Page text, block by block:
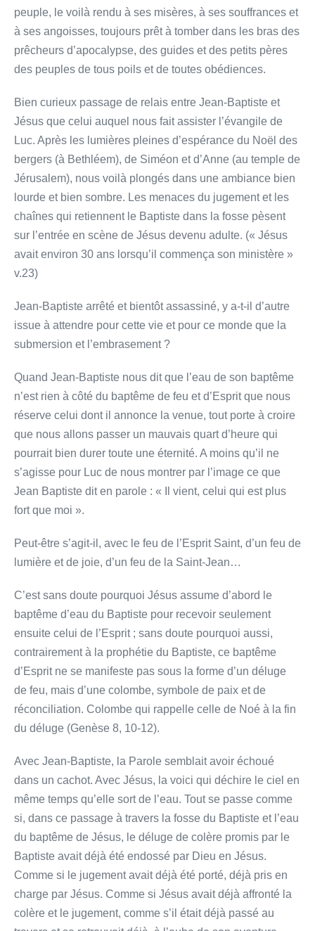
peuple, le voilà rendu à ses misères, à ses souffrances et
à ses angoisses, toujours prêt à tomber dans les bras des
prêcheurs d’apocalypse, des guides et des petits pères
des peuples de tous poils et de toutes obédiences.
Bien curieux passage de relais entre Jean-Baptiste et
Jésus que celui auquel nous fait assister l’évangile de
Luc. Après les lumières pleines d’espérance du Noël des
bergers (à Bethléem), de Siméon et d’Anne (au temple de
Jérusalem), nous voilà plongés dans une ambiance bien
lourde et bien sombre. Les menaces du jugement et les
chaînes qui retiennent le Baptiste dans la fosse pèsent
sur l’entrée en scène de Jésus devenu adulte. (« Jésus
avait environ 30 ans lorsqu’il commença son ministère »
v.23)
Jean-Baptiste arrêté et bientôt assassiné, y a-t-il d’autre
issue à attendre pour cette vie et pour ce monde que la
submersion et l’embrasement ?
Quand Jean-Baptiste nous dit que l’eau de son baptême
n’est rien à côté du baptême de feu et d’Esprit que nous
réserve celui dont il annonce la venue, tout porte à croire
que nous allons passer un mauvais quart d’heure qui
pourrait bien durer toute une éternité. A moins qu’il ne
s’agisse pour Luc de nous montrer par l’image ce que
Jean Baptiste dit en parole : « Il vient, celui qui est plus
fort que moi ».
Peut-être s’agit-il, avec le feu de l’Esprit Saint, d’un feu de
lumière et de joie, d’un feu de la Saint-Jean…
C’est sans doute pourquoi Jésus assume d’abord le
baptême d’eau du Baptiste pour recevoir seulement
ensuite celui de l’Esprit ; sans doute pourquoi aussi,
contrairement à la prophétie du Baptiste, ce baptême
d’Esprit ne se manifeste pas sous la forme d’un déluge
de feu, mais d’une colombe, symbole de paix et de
réconciliation. Colombe qui rappelle celle de Noé à la fin
du déluge (Genèse 8, 10-12).
Avec Jean-Baptiste, la Parole semblait avoir échoué
dans un cachot. Avec Jésus, la voici qui déchire le ciel en
même temps qu’elle sort de l’eau. Tout se passe comme
si, dans ce passage à travers la fosse du Baptiste et l’eau
du baptême de Jésus, le déluge de colère promis par le
Baptiste avait déjà été endossé par Dieu en Jésus.
Comme si le jugement avait déjà été porté, déjà pris en
charge par Jésus. Comme si Jésus avait déjà affronté la
colère et le jugement, comme s’il était déjà passé au